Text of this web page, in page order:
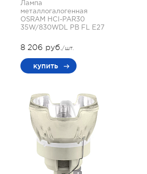
Лампа
металлогалогенная
OSRAM HCI-PAR30
35W/830WDL PB FL E27
8 206 руб./шт.
купить